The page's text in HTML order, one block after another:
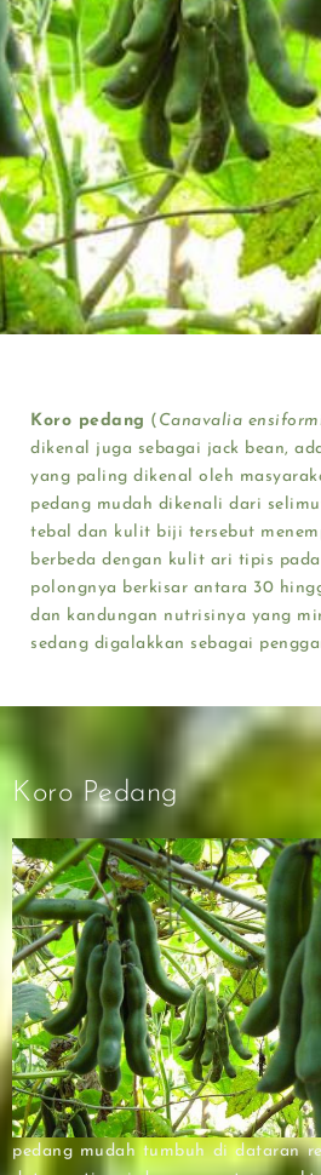
Koro pedang ( Canavalia
dikenal juga sebagai jack bean,
yang paling dikenal oleh
pedang mudah dikenali dari
tebal dan kulit biji tersebut
berbeda dengan kulit ari tipis
polongnya berkisar antara 30
dan kandungan nutrisinya yang
sedang digalakkan sebagai
Koro Pedang
pedang mudah tumbuh di dataran